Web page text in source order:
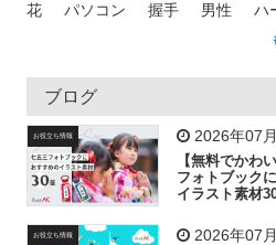
花 パソコン 握手 男性 ハ
トラッ
吹き出し
飛行機 グラフ ビル 魚 家
歩く 工場 会社 太陽 キラ
ブログ
お役立ち情報 2026年07
【無料でかわ
フォトブック
イラスト素材
お役立ち情報 2026年07